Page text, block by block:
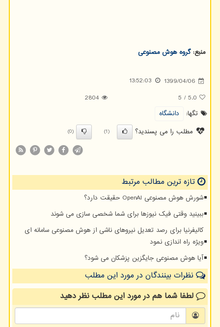
منبع:گروه هوش مصنوعی
1399/04/06
13:52:03
5.0
/
5
2804
تگها:
دانشگاه
مطلب را می پسندید؟
(1)
(0)
تازه ترین مطالب مرتبط
شورش هوش مصنوعی OpenAI حقیقت دارد؟
ببینید وقتی فیک نیوزها برای شما شخصی سازی می شوند
کالیفرنیا برای رصد تعدیل نیروهای ناشی از هوش مصنوعی سامانه ای
ویژه راه اندازی نمود
آیا هوش مصنوعی جایگزین پزشکان می شود؟
نظرات بینندگان در مورد این مطلب
لطفا شما همدر مورد این مطلبنظر دهید